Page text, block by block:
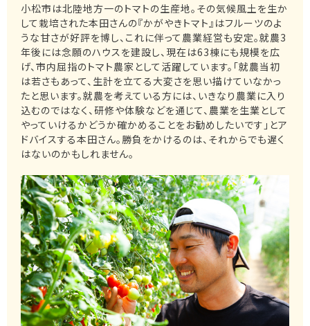
小松市は北陸地方一のトマトの生産地。その気候風土を生か
して栽培された本田さんの『かがやきトマト』はフルーツのよ
うな甘さが好評を博し、これに伴って農業経営も安定。就農3
年後には念願のハウスを建設し、現在は63棟にも規模を広
げ、市内屈指のトマト農家として活躍しています。「就農当初
は若さもあって、生計を立てる大変さを思い描けていなかっ
たと思います。就農を考えている方には、いきなり農業に入り
込むのではなく、研修や体験などを通じて、農業を生業として
やっていけるかどうか確かめることをお勧めしたいです」とア
ドバイスする本田さん。勝負をかけるのは、それからでも遅く
はないのかもしれません。